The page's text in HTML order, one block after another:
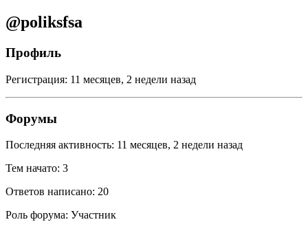
@poliksfsa
Профиль
Регистрация: 11 месяцев, 2 недели назад
Форумы
Последняя активность: 11 месяцев, 2 недели назад
Тем начато: 3
Ответов написано: 20
Роль форума: Участник